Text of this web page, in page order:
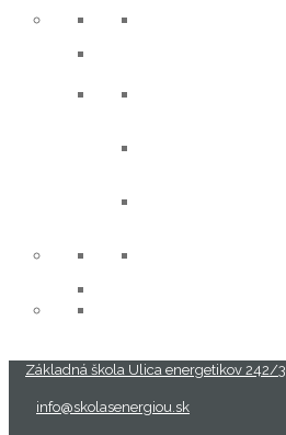
Základná škola Ulica energetikov 242/
info@skolasenergiou.sk